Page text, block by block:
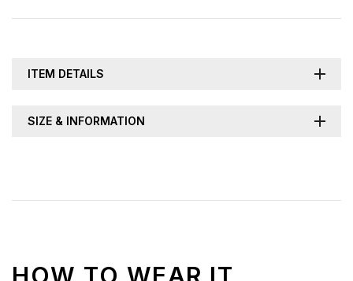
ITEM DETAILS
SIZE & INFORMATION
HOW TO WEAR IT